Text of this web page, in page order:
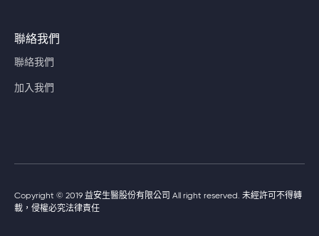
聯絡我們
聯絡我們
加入我們
Copyright © 2019 益安生醫股份有限公司 All right reserved. 未經許可不得轉
載，侵權必究法律責任